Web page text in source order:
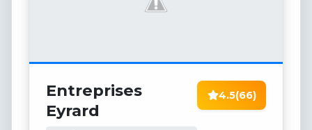
Entreprises
Eyrard
4.5(66)